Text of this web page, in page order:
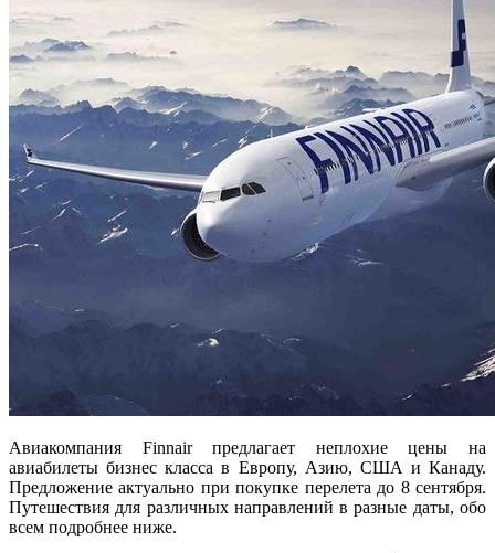
Авиакомпания Finnair предлагает неплохие цены на
авиабилеты бизнес класса в Европу, Азию, США и Канаду.
Предложение актуально при покупке перелета до 8 сентября.
Путешествия для различных направлений в разные даты, обо
всем подробнее ниже.